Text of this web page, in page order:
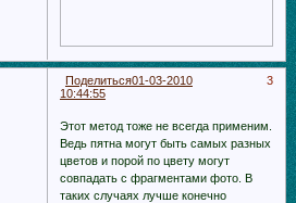
Поделиться 3
01-03-2010
10:44:55
Этот метод тоже не всегда применим.
Ведь пятна могут быть самых разных
цветов и порой по цвету могут
совпадать с фрагментами фото. В
таких случаях лучше конечно